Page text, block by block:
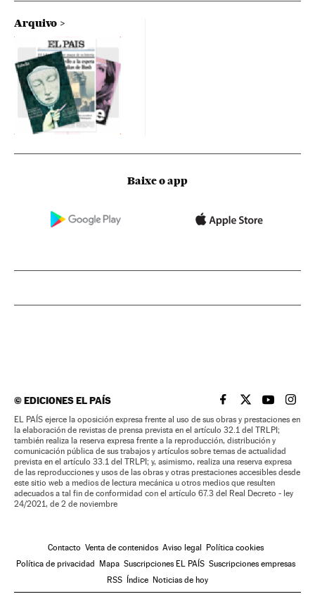
Arquivo
Baixe o app
©EDICIONES EL PAÍS EL PAÍS BRASIL EN
EL PAÍSEL PAÍS
EL
EL PAÍS ejerce la oposición expresa frente al uso de sus obras y prestaciones en
la elaboración de revistas de prensa prevista en el artículo 32.1 del TRLPI;
también realiza la reserva expresa frente a la reproducción, distribución y
comunicación pública de sus trabajos y artículos sobre temas de actualidad
prevista en el artículo 33.1 del TRLPI; y, asimismo, realiza una reserva expresa
de las reproducciones y usos de las obras y otras prestaciones accesibles desde
este sitio web a medios de lectura mecánica u otros medios que resulten
adecuados a tal fin de conformidad con el artículo 67.3 del Real Decreto - ley
24/2021, de 2 de noviembre
Contacto Venta de contenidos Aviso legal
Política cookies
Política de privacidad
Mapa Suscripciones EL PAÍS Suscripciones empresas
RSS
Índice Noticias de hoy